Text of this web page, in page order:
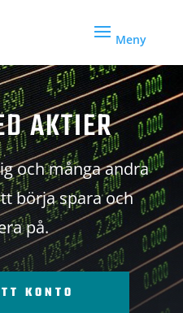
AKTIER
och många andra
börja spara och
på.
KONTO